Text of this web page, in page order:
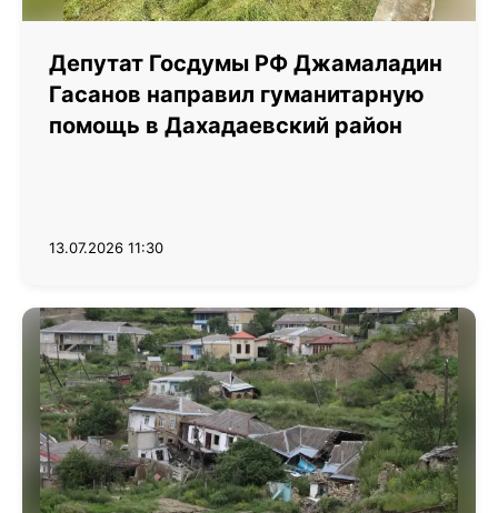
Депутат Госдумы РФ Джамаладин
Гасанов направил гуманитарную
помощь в Дахадаевский район
13.07.2026 11:30